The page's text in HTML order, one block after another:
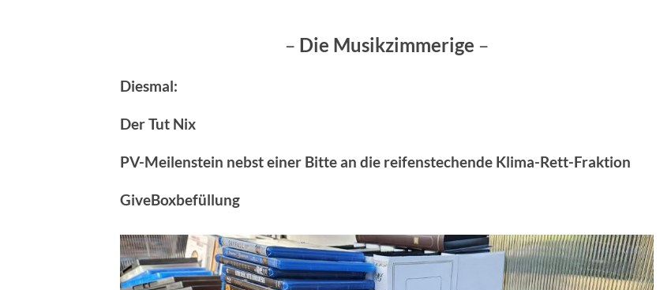
– Die Musikzimmerige –
Diesmal:
Der Tut Nix
PV-Meilenstein nebst einer Bitte an die reifenstechende Klima-Rett-Fraktion
GiveBoxbefüllung